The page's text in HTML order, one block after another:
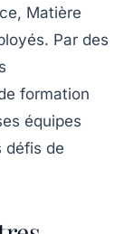
Matière
Par des
formation
équipes
défis de